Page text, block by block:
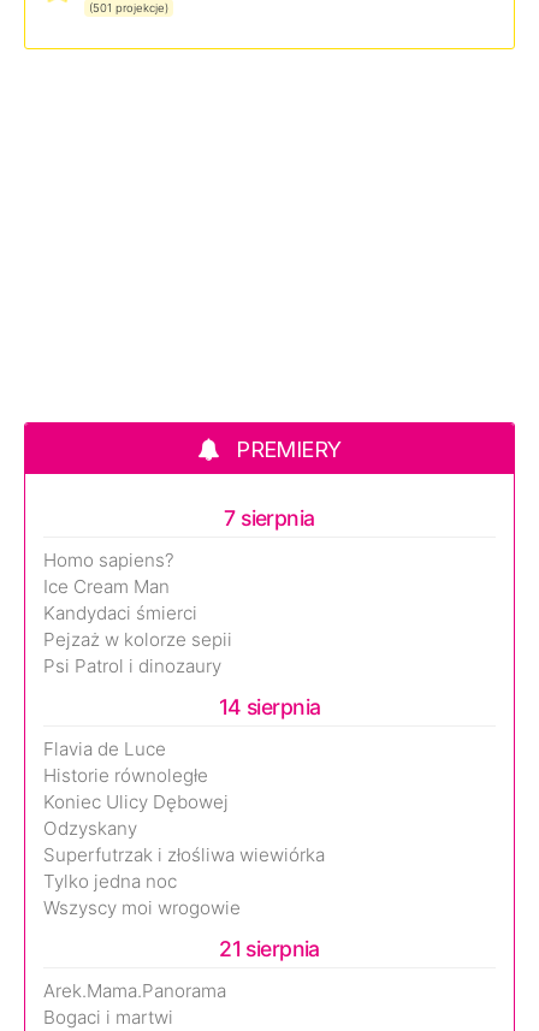
(501 projekcje)
PREMIERY
7 sierpnia
Homo sapiens?
Ice Cream Man
Kandydaci śmierci
Pejzaż w kolorze sepii
Psi Patrol i dinozaury
14 sierpnia
Flavia de Luce
Historie równoległe
Koniec Ulicy Dębowej
Odzyskany
Superfutrzak i złośliwa wiewiórka
Tylko jedna noc
Wszyscy moi wrogowie
21 sierpnia
Arek.Mama.Panorama
Bogaci i martwi